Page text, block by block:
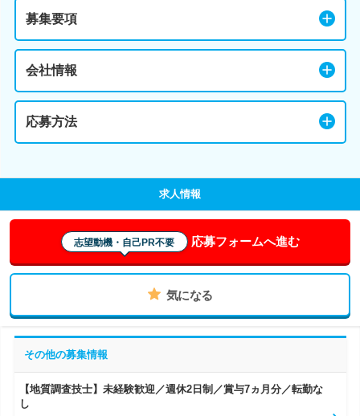
募集要項
会社情報
応募方法
求人情報
志望動機・自己PR不要 応募フォームへ進む
気になる
その他の募集情報
【地質調査技士】未経験歓迎／週休2日制／賞与7ヵ月分／転勤な
し